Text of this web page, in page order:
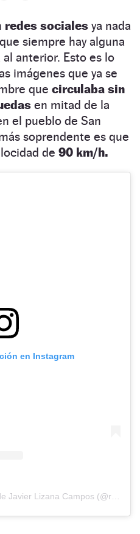
redes sociales ya nada
siempre hay alguna
anterior. Esto es lo
imágenes que ya se
que circulaba sin
en mitad de la
el pueblo de San
soprendente es que
de 90 km/h.
en Instagram
Una publicación compartida de Javier Lizana Campos (@rlizanacampos)